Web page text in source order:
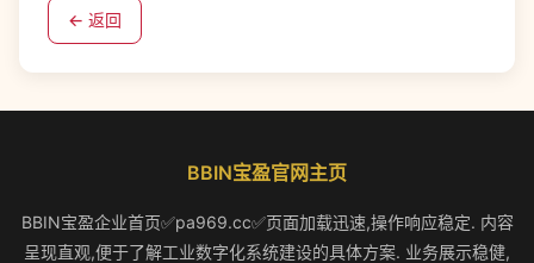
← 返回
BBIN宝盈官网主页
BBIN宝盈企业首页✅pa969.cc✅页面加载迅速,操作响应稳定. 内容
呈现直观,便于了解工业数字化系统建设的具体方案. 业务展示稳健,